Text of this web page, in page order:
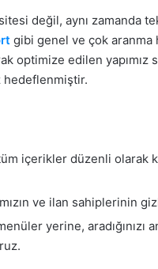
değil, aynı zamanda
gibi genel ve çok
optimize edilen yapımız
hedeflenmiştir.
içerikler düzenli olarak
ve ilan sahiplerinin
yerine, aradığınızı